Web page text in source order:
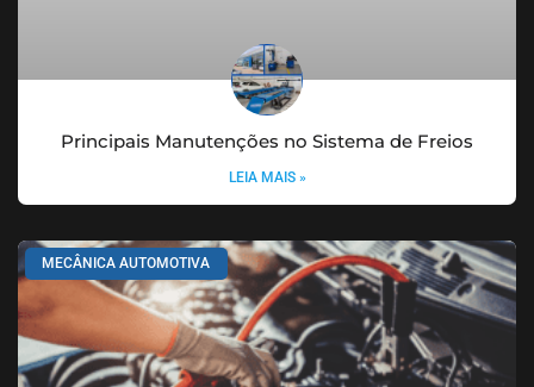
Principais Manutenções no Sistema de Freios
LEIA MAIS »
MECÂNICA AUTOMOTIVA